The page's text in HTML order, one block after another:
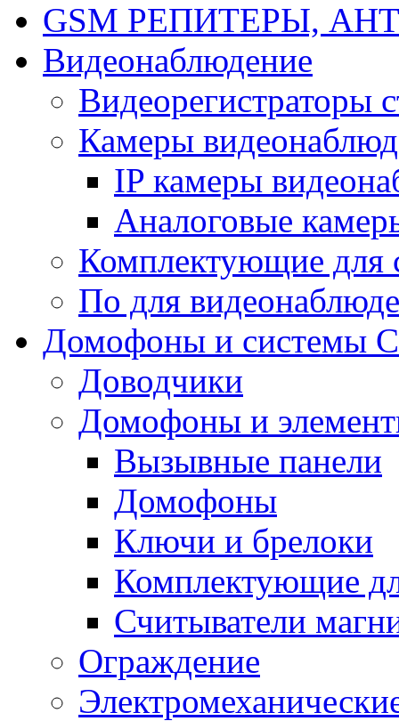
GSM РЕПИТЕРЫ,
Видеонаблюдение
Видеорегистраторы
Камеры
IP камеры
Аналоговые
Комплектующие для
По для
Домофоны и системы
Доводчики
Домофоны и
Вызывные панели
Домофоны
Ключи и брелоки
Комплектующие
Считыватели
Ограждение